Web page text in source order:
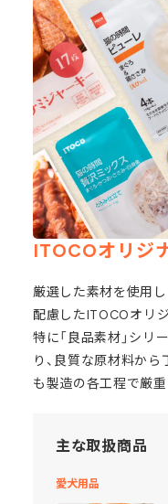
ITOCOオリジ
厳選した素材を使用
配慮したITOCOオリ
特に「良品素材」シリ
り、良質な原材料か
も製造の各工程で厳重
主な取扱商品
愛犬用品